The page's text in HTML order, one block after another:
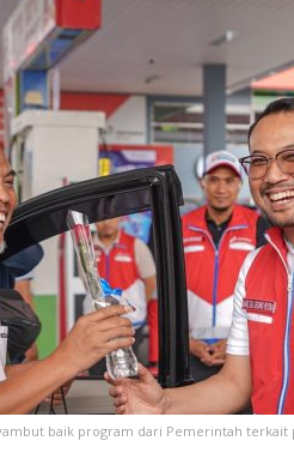
baik program dari Pemerintah terkait